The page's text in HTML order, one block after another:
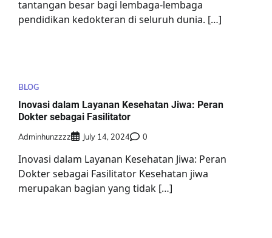
tantangan besar bagi lembaga-lembaga
pendidikan kedokteran di seluruh dunia. […]
BLOG
Inovasi dalam Layanan Kesehatan Jiwa: Peran
Dokter sebagai Fasilitator
Adminhunzzzz July 14, 2024 0
Inovasi dalam Layanan Kesehatan Jiwa: Peran
Dokter sebagai Fasilitator Kesehatan jiwa
merupakan bagian yang tidak […]